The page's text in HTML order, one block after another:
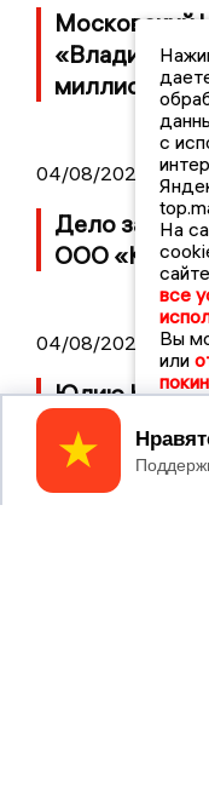
Московский
миллионов
04/08/2026 15:40
Дело
ООО
04/08/2026 11:36
Юлию
с
На
все
Вы
или